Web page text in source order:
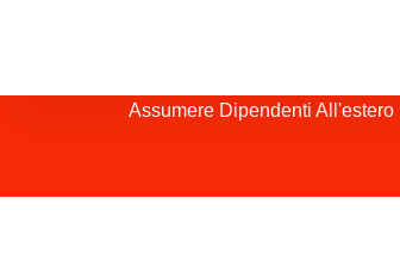
Assumere Dipendenti All'estero